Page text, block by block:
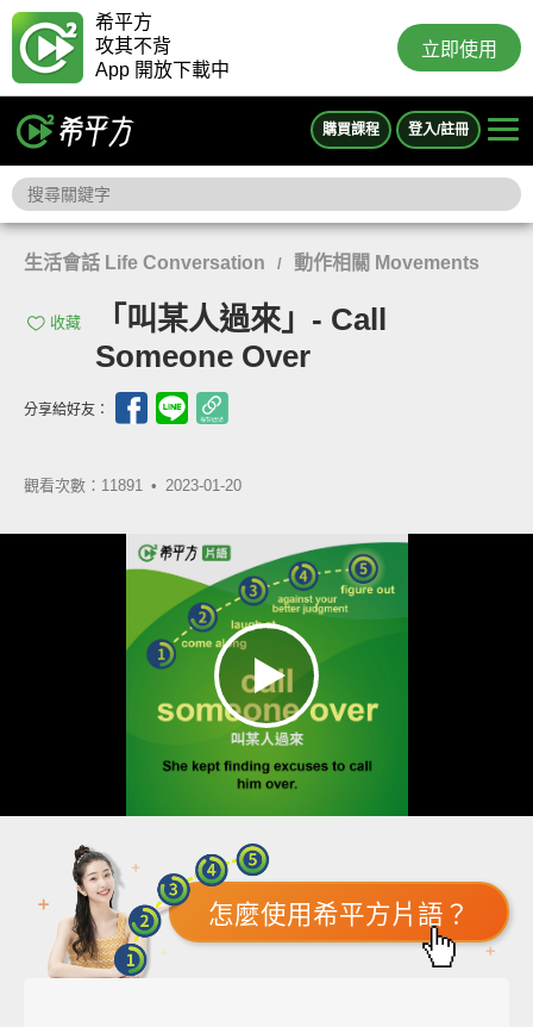
希平方
攻其不背
App 開放下載中
立即使用
購買課程 登入/註冊
生活會話 Life Conversation / 動作相關 Movements
收藏
「叫某人過來」- Call
Someone Over
分享給好友：
觀看次數：11891 • 2023-01-20
怎麼使用希平方片語？